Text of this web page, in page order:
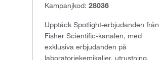
Kampanjkod: 28036
Upptäck Spotlight-erbjudanden från
Fisher Scientific-kanalen, med
exklusiva erbjudanden på
laboratoriekemikalier, utrustning,